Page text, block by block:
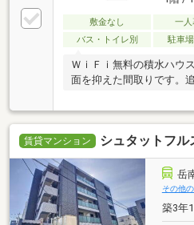
敷金なし 一人
バス・トイレ別
駐車
ＷｉＦｉ無料の積水ハウ
面を抑えた間取りです。
賃貸マンション シュタットフル
岳
その他
築3年